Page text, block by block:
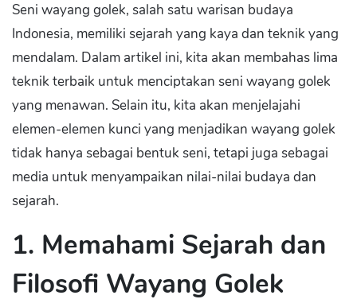
Seni wayang golek, salah satu warisan budaya
Indonesia, memiliki sejarah yang kaya dan teknik yang
mendalam. Dalam artikel ini, kita akan membahas lima
teknik terbaik untuk menciptakan seni wayang golek
yang menawan. Selain itu, kita akan menjelajahi
elemen-elemen kunci yang menjadikan wayang golek
tidak hanya sebagai bentuk seni, tetapi juga sebagai
media untuk menyampaikan nilai-nilai budaya dan
sejarah.
1. Memahami Sejarah dan
Filosofi Wayang Golek